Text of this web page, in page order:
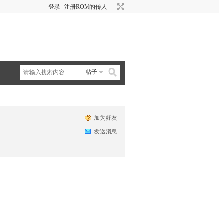
登录 注册ROM的传人
帖子
加为好友
发送消息